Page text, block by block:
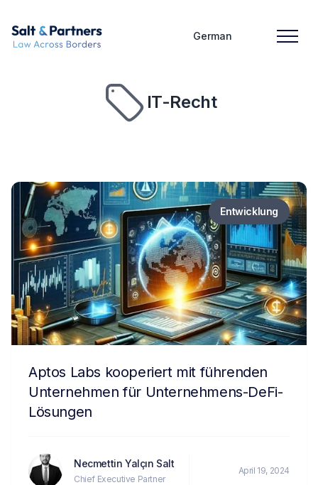
German
IT-Recht
Entwicklung
Aptos Labs kooperiert mit führenden
Unternehmen für Unternehmens-DeFi-
Lösungen
Necmettin Yalçın Salt
Chief Executive Partner
April 19, 2024